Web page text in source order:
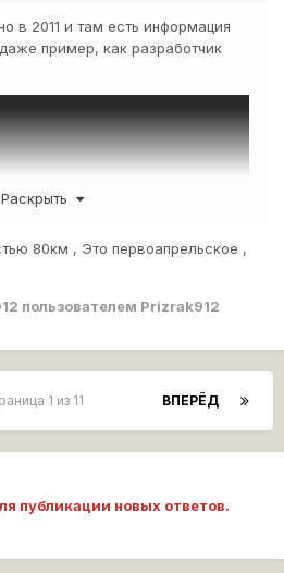
в 2011 и там есть информация
пример, как разработчик
Раскрыть
80км , Это первоапрельское ,
пользователем Prizrak912
ВПЕРЁД
1 из 11
публикации новых ответов.